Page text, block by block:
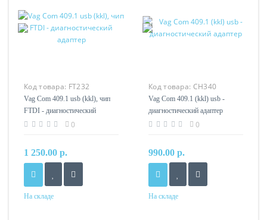
Код товара: FT232
Vag Com 409.1 usb (kkl), чип
FTDI - диагностический
адаптер
0
1 250.00 р.
На складе
Код товара: CH340
Vag Com 409.1 (kkl) usb -
диагностический адаптер
0
990.00 р.
На складе